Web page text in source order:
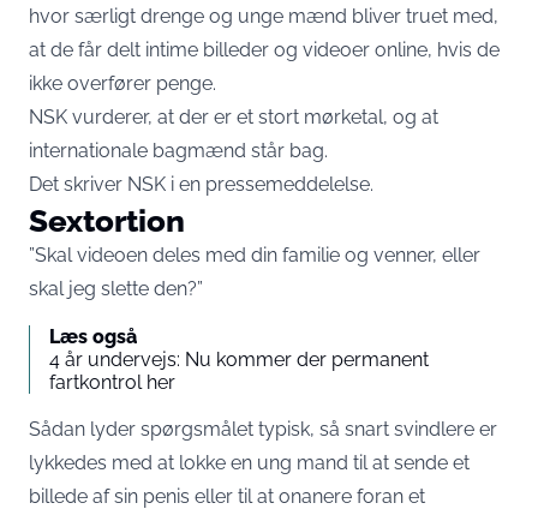
hvor særligt drenge og unge mænd bliver truet med,
at de får delt intime billeder og videoer online, hvis de
ikke overfører penge.
NSK vurderer, at der er et stort mørketal, og at
internationale bagmænd står bag.
Det skriver NSK i en pressemeddelelse.
Sextortion
”Skal videoen deles med din familie og venner, eller
skal jeg slette den?”
Læs også
4 år undervejs: Nu kommer der permanent
fartkontrol her
Sådan lyder spørgsmålet typisk, så snart svindlere er
lykkedes med at lokke en ung mand til at sende et
billede af sin penis eller til at onanere foran et